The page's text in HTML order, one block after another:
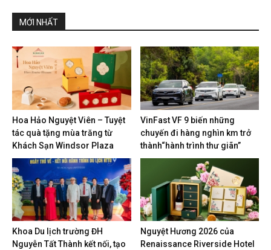
MỚI NHẤT
Hoa Hảo Nguyệt Viên – Tuyệt
tác quà tặng mùa trăng từ
Khách Sạn Windsor Plaza
VinFast VF 9 biến những
chuyến đi hàng nghìn km trở
thành“hành trình thư giãn”
Khoa Du lịch trường ĐH
Nguyễn Tất Thành kết nối, tạo
Nguyệt Hương 2026 của
Renaissance Riverside Hotel